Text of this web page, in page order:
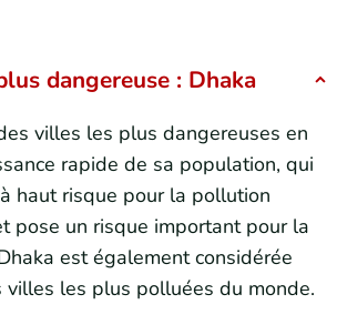
dangereuse : Dhaka
villes les plus dangereuses en
rapide de sa population, qui
haut risque pour la pollution
pose un risque important pour la
est également considérée
villes les plus polluées du monde.